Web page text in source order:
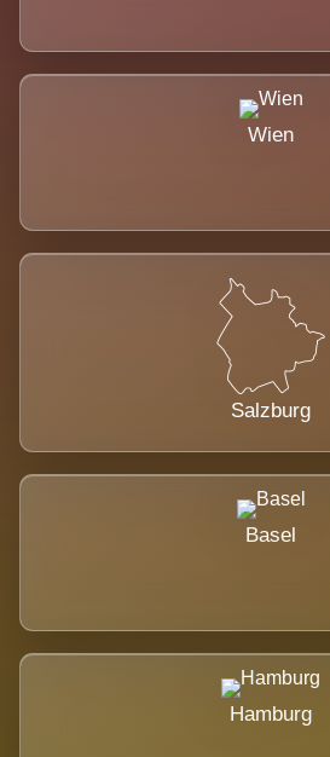
Wien
Salzburg
Basel
Hamburg